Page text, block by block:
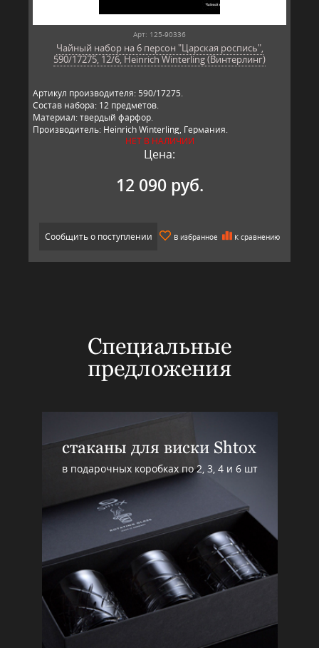
Арт: 125-90336
Чайный набор на 6 персон "Царская роспись",
590/17275, 12/6, Heinrich Winterling (Винтерлинг)
Артикул производителя: 590/17275.
Состав набора: 12 предметов.
Материал: твердый фарфор.
Производитель: Heinrich Winterling, Германия.
НЕТ В НАЛИЧИИ
Цена:
12 090 руб.
Сообщить о поступлении В избранное К сравнению
Специальные
предложения
стаканы для виски Shtox
в подарочных коробках по 2, 3, 4 и 6 шт